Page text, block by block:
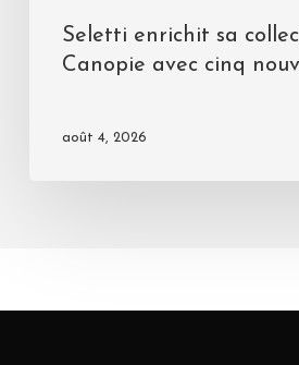
Seletti enrichit sa
Canopie avec cinq
août 4, 2026